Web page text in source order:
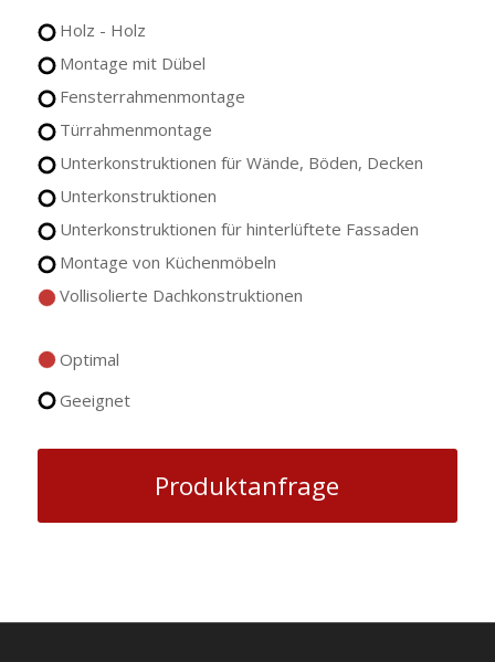
Holz - Holz
Montage mit Dübel
Fensterrahmenmontage
Türrahmenmontage
Unterkonstruktionen für Wände, Böden, Decken
Unterkonstruktionen
Unterkonstruktionen für hinterlüftete Fassaden
Montage von Küchenmöbeln
Vollisolierte Dachkonstruktionen
Optimal
Geeignet
Produktanfrage